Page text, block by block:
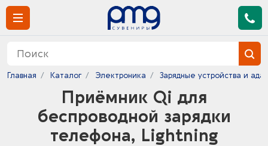
Главная Каталог Электроника Зарядные устройства и
Приёмник Qi для
беспроводной зарядки
телефона, Lightning